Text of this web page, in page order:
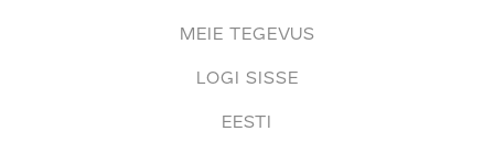
MEIE TEGEVUS
LOGI SISSE
EESTI